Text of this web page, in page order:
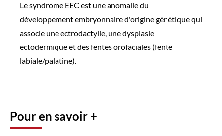
Le syndrome EEC est une anomalie du
développement embryonnaire d'origine génétique qui
associe une ectrodactylie, une dysplasie
ectodermique et des fentes orofaciales (fente
labiale/palatine).
Pour en savoir +